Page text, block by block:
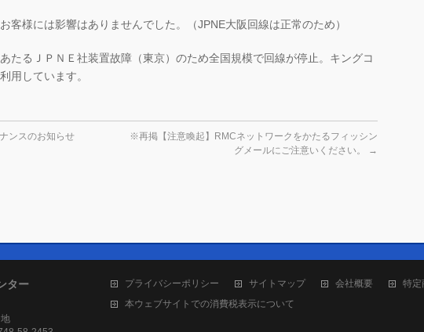
客様には影響はありませんでした。（JPNE大阪回線は正常のため）
たるＪＰＮＥ社装置故障（東京）のため全国規模で回線が停止。キングコ
用しています。
ンスのお知らせ
※再掲【注意喚起】RMCネットワークをかたるフィッシン
グメールにご注意いください。
→
ター プライバシーポリシー サイトマップ 会社概要
特定
本ウェブサイトでの消費税表示について